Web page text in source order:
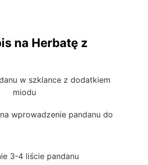
na Herbatę z
wprowadzenie pandanu do
3-4 liście pandanu